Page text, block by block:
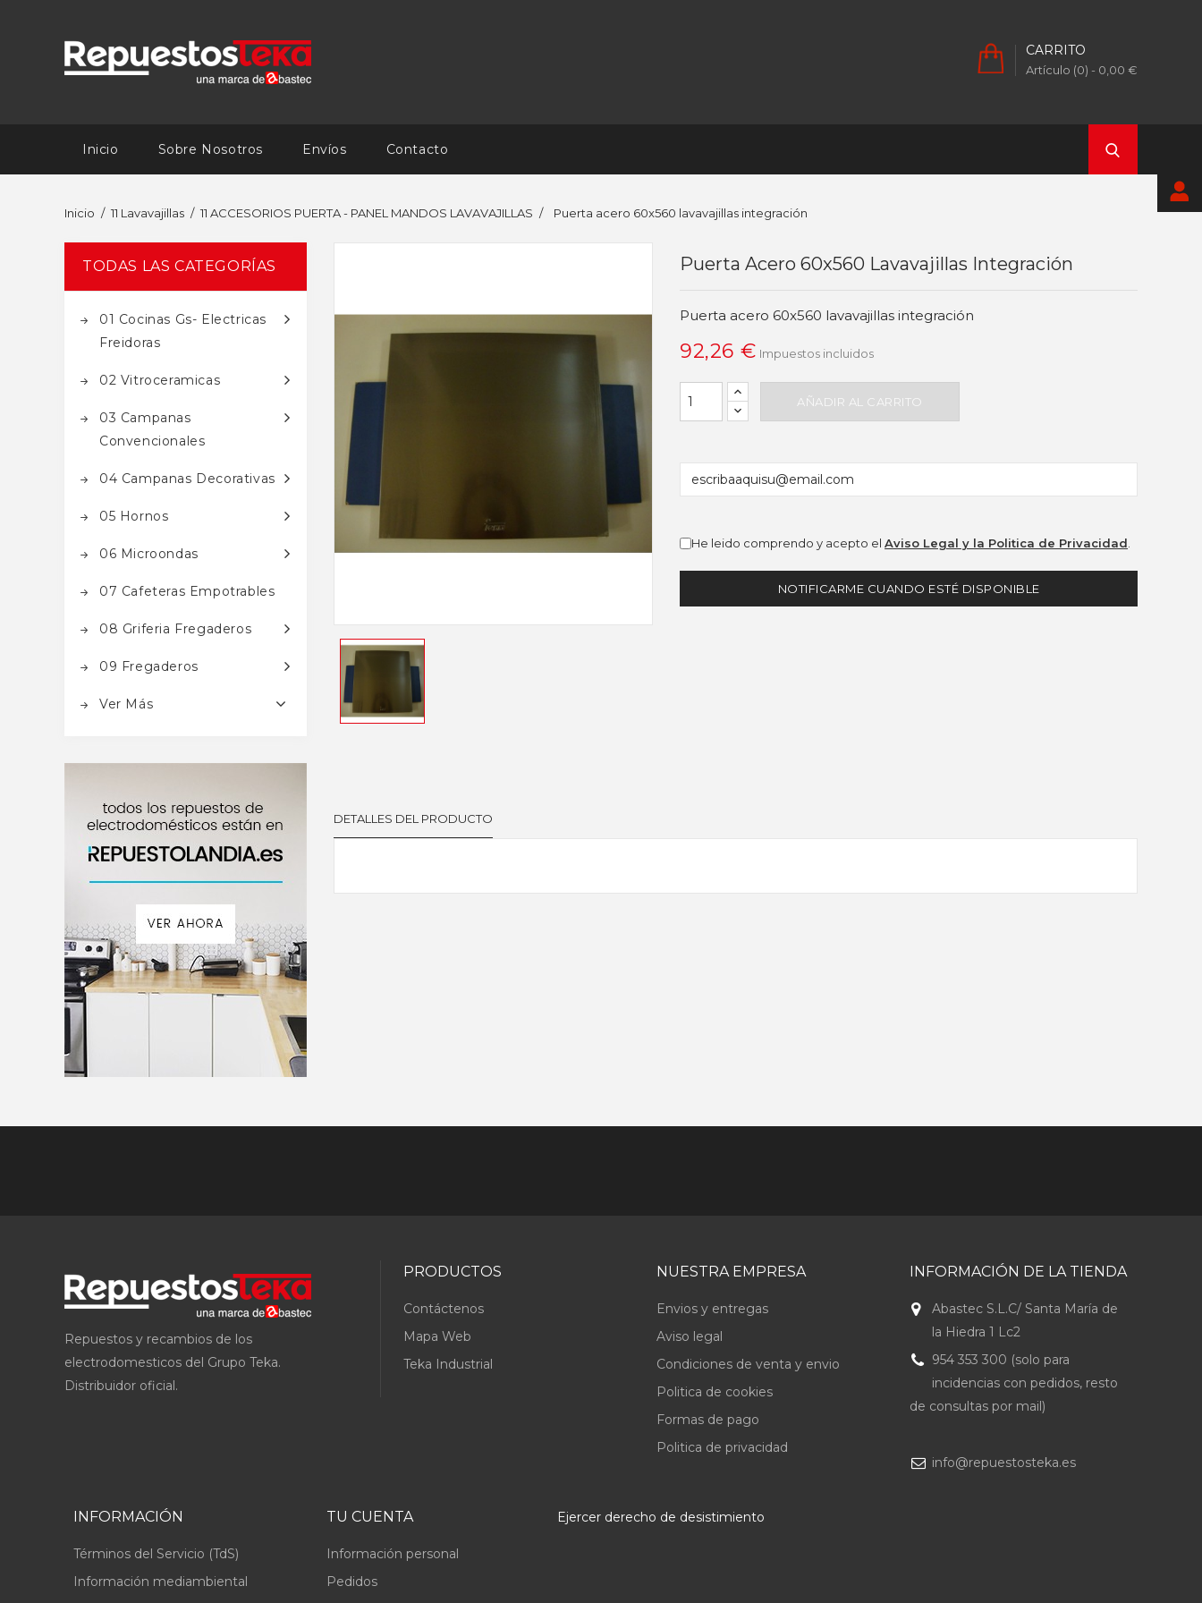
CARRITO
Artículo (0) - 0,00 €
Inicio Sobre Nosotros Envíos Contacto
Inicio 11 Lavavajillas 11 ACCESORIOS PUERTA - PANEL MANDOS LAVAVAJILLAS Puerta acero 60x560 lavavajillas integración
TODAS LAS CATEGORÍAS
01 Cocinas Gs- Electricas
Freidoras
02 Vitroceramicas
03 Campanas
Convencionales
04 Campanas Decorativas
05 Hornos
06 Microondas
07 Cafeteras Empotrables
08 Griferia Fregaderos
09 Fregaderos
Ver Más
Puerta Acero 60x560 Lavavajillas Integración
Puerta acero 60x560 lavavajillas integración
92,26 € Impuestos incluidos
AÑADIR AL CARRITO
He leido comprendo y acepto elAviso Legal y la Politica de Privacidad
NOTIFICARME CUANDO ESTÉ DISPONIBLE
DETALLES DEL PRODUCTO
Repuestos y recambios de los
electrodomesticos del Grupo Teka.
Distribuidor oficial.
PRODUCTOS
Contáctenos
Mapa Web
Teka Industrial
NUESTRA EMPRESA
Envios y entregas
Aviso legal
Condiciones de venta y envio
Politica de cookies
Formas de pago
Politica de privacidad
INFORMACIÓN DE LA TIENDA
Abastec S.L.C/ Santa María de
la Hiedra 1 Lc2
954 353 300 (solo para
incidencias con pedidos, resto
de consultas por mail)
info@repuestosteka.es
INFORMACIÓN
Términos del Servicio (TdS)
Información mediambiental
TU CUENTA
Información personal
Pedidos
Ejercer derecho de desistimiento